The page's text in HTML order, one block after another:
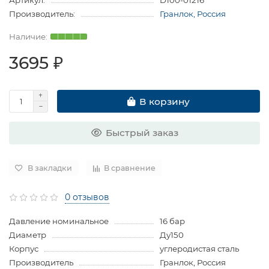
Производитель:
Гранлок, Россия
3695 ₽
В корзину
Быстрый заказ
В закладки В сравнение
0 отзывов
Давление номинальное
16 бар
Диаметр
Ду150
Корпус
углеродистая сталь
Производитель
Гранлок, Россия